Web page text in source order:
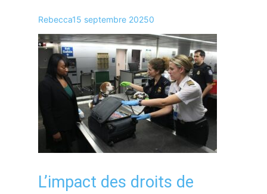
Rebecca15 septembre 20250
L’impact des droits de